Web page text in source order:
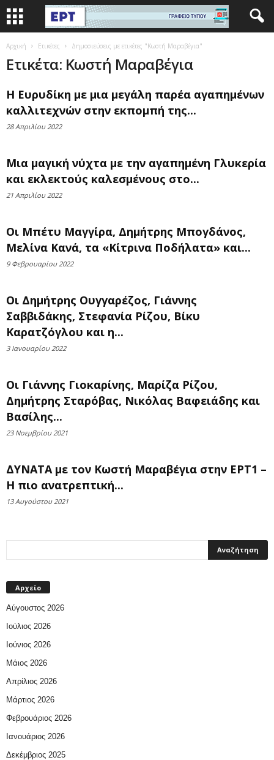
Αρχική Ετικέτες Δημοσιεύσεις με ετικέτες "Κωστή Μαραβέγια"
Ετικέτα: Κωστή Μαραβέγια
Η Ευρυδίκη με μια μεγάλη παρέα αγαπημένων
καλλιτεχνών στην εκπομπή της...
28 Απριλίου 2022
Mια μαγική νύχτα με την αγαπημένη Γλυκερία
και εκλεκτούς καλεσμένους στο...
21 Απριλίου 2022
Οι Μπέτυ Μαγγίρα, Δημήτρης Μπογδάνος,
Μελίνα Κανά, τα «Κίτρινα Ποδήλατα» και...
9 Φεβρουαρίου 2022
Οι Δημήτρης Ουγγαρέζος, Γιάννης
Σαββιδάκης, Στεφανία Ρίζου, Βίκυ
Καρατζόγλου και η...
3 Ιανουαρίου 2022
Οι Γιάννης Γιοκαρίνης, Μαρίζα Ρίζου,
Δημήτρης Σταρόβας, Νικόλας Βαφειάδης και
Βασίλης...
23 Νοεμβρίου 2021
ΔΥΝΑΤΑ με τον Κωστή Μαραβέγια στην ΕΡΤ1 –
H πιο ανατρεπτική...
13 Αυγούστου 2021
Αρχείο
Αύγουστος 2026
Ιούλιος 2026
Ιούνιος 2026
Μάιος 2026
Απρίλιος 2026
Μάρτιος 2026
Φεβρουάριος 2026
Ιανουάριος 2026
Δεκέμβριος 2025